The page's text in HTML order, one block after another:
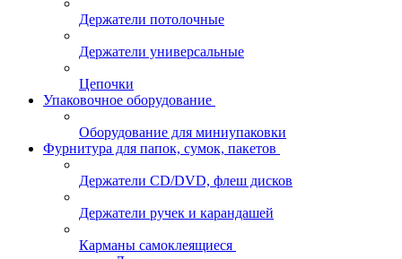
Держатели потолочные
Держатели универсальные
Цепочки
Упаковочное оборудование
Оборудование для миниупаковки
Фурнитура для папок, сумок, пакетов
Держатели CD/DVD, флеш дисков
Держатели ручек и карандашей
Карманы самоклеящиеся